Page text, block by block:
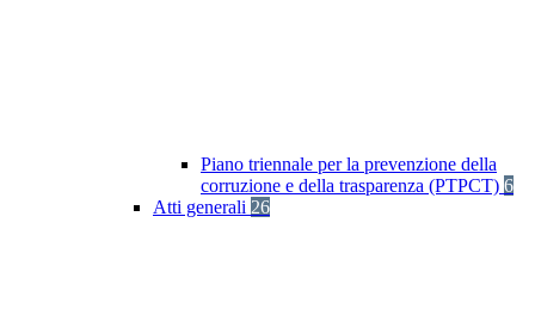
Piano triennale per la prevenzione della
corruzione e della trasparenza (PTPCT) 6
Atti generali 26